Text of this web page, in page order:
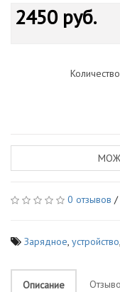
2450 руб.
Количество
0 отзывов /
Зарядное, устройство,
Описание